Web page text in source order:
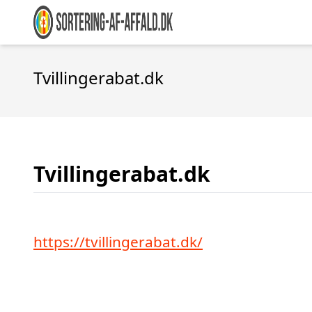
Tvillingerabat.dk
Tvillingerabat.dk
https://tvillingerabat.dk/